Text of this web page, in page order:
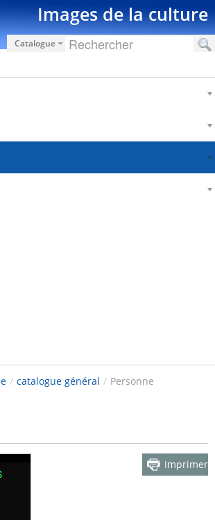
Images de la culture
Catalogue
/ catalogue général / Personne
Imprimer